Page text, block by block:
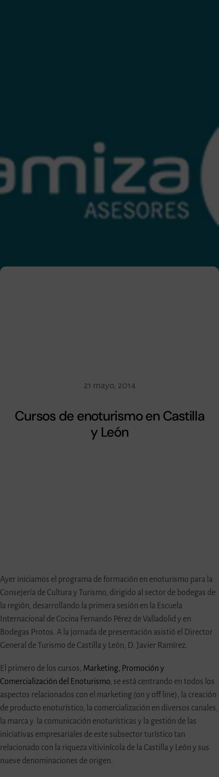
21 mayo, 2014
Cursos de enoturismo en Castilla
y León
Ayer iniciamos el programa de formación en enoturismo para la
Consejería de Cultura y Turismo, dirigido al sector de bodegas de
la región, desarrollando la primera sesión en la Escuela
Internacional de Cocina Fernando Pérez de Valladolid y en
Bodegas Protos. A la jornada de presentación asistió el Director
General de Turismo de Castilla y León, D. Javier Ramírez.
El primero de los cursos, Marketing, Promoción y
Comercialización del Enoturismo, se está centrando en todos los
aspectos relacionados con el marketing (on y off line), la creación
de producto enoturístico, la comercialización en diversos canales,
la marca y la comunicación enoturísticas y la gestión de las
iniciativas empresariales de este subsector turístico tan
relacionado con la riqueza vitivinícola de la Castilla y León y sus
nueve denominaciones de origen.